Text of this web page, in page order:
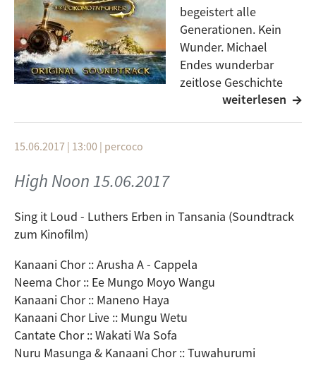
begeistert alle
Generationen. Kein
Wunder. Michael
Endes wunderbar
zeitlose Geschichte
"Jim Knopf und Lukas
erschien übersetzt in Großbritannien, Israel, Italien,
Japan, den Niederlanden, Portugal, Spanien,
Schweden und den USA. Neben der legendären
Puppenkiste" Anfang der 60er in schwarzweiss und
Ende der 70er in Farbe, gab es Anfang der 70er das
entsprechende Hörspiel auf Schallplatte und später
als Kassette. Dazu lief auch eine Zeichentrickserie
Ende der 90er über die Fernsehschirme der Nation.
Die derzeit in den Kinos laufende Realverfilmung ist
mit knapp 25 Millionen Euro eine der teuersten
deutschen Filme überhaupt. Und das sieht man dem
weiterlesen
15.06.2017 | 13:00 | percoco
High Noon 15.06.2017
Sing it Loud - Luthers Erben in Tansania (Soundtrack
zum Kinofilm)
Kanaani Chor :: Arusha A - Cappela
Neema Chor :: Ee Mungo Moyo Wangu
Kanaani Chor :: Maneno Haya
Kanaani Chor Live :: Mungu Wetu
Cantate Chor :: Wakati Wa Sofa
Nuru Masunga & Kanaani Chor :: Tuwahurumi